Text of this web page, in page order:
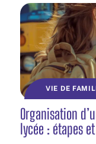
VIE DE
Organisation
lycée : étapes